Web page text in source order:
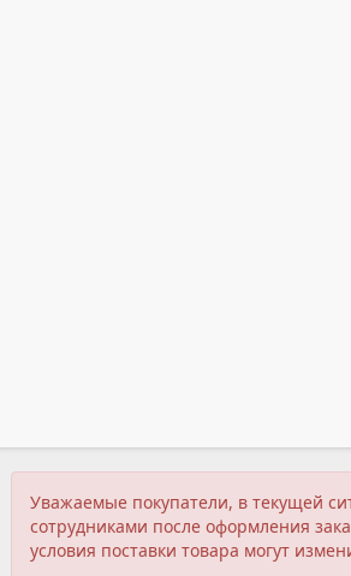
Уважаемые покупатели, в текущей
сотрудниками после оформления
условия поставки товара могут